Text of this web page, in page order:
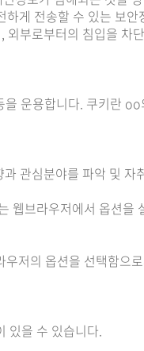
게 전송할 수 있는 보
부로부터의 침입을
운용합니다. 쿠키란
관심분야를 파악 및
웹브라우저에서 옵션
저의 옵션을 선택함으
있을 수 있습니다.